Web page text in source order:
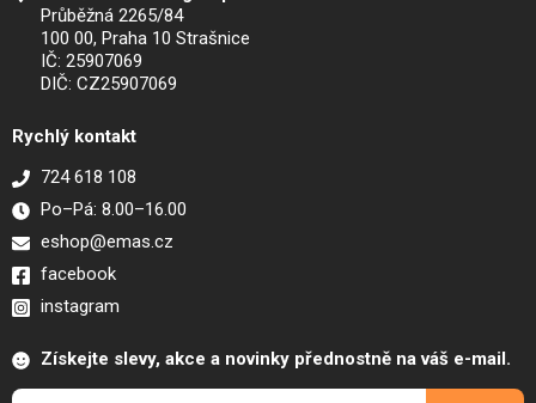
Průběžná 2265/84
100 00, Praha 10 Strašnice
IČ: 25907069
DIČ: CZ25907069
Rychlý kontakt
724 618 108
Po–Pá: 8.00–16.00
eshop@emas.cz
facebook
instagram
Získejte slevy, akce a novinky přednostně na váš e-mail.